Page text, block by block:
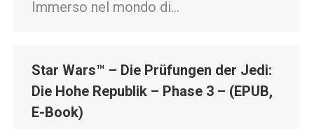
Immerso nel mondo di…
Star Wars™ – Die Prüfungen der Jedi:
Die Hohe Republik – Phase 3 – (EPUB,
E-Book)